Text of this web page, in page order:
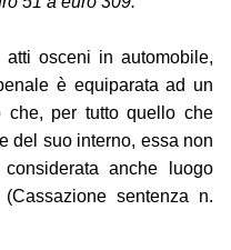
osceni in automobile,
è equiparata ad un
che, per tutto quello che
del suo interno, essa non
anche luogo
sentenza n.